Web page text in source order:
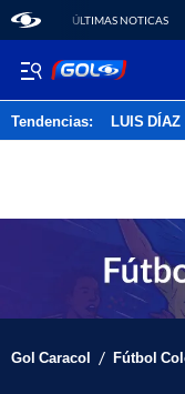
ÚLTIMAS NOTICAS
Tendencias: LUIS DÍAZ
Gol Caracol / Fútbol